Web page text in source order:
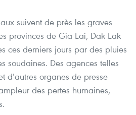
suivent de près les graves
provinces de Gia Lai, Dak Lak
ces derniers jours par des pluies
soudaines. Des agences telles
d’autres organes de presse
des pertes humaines,